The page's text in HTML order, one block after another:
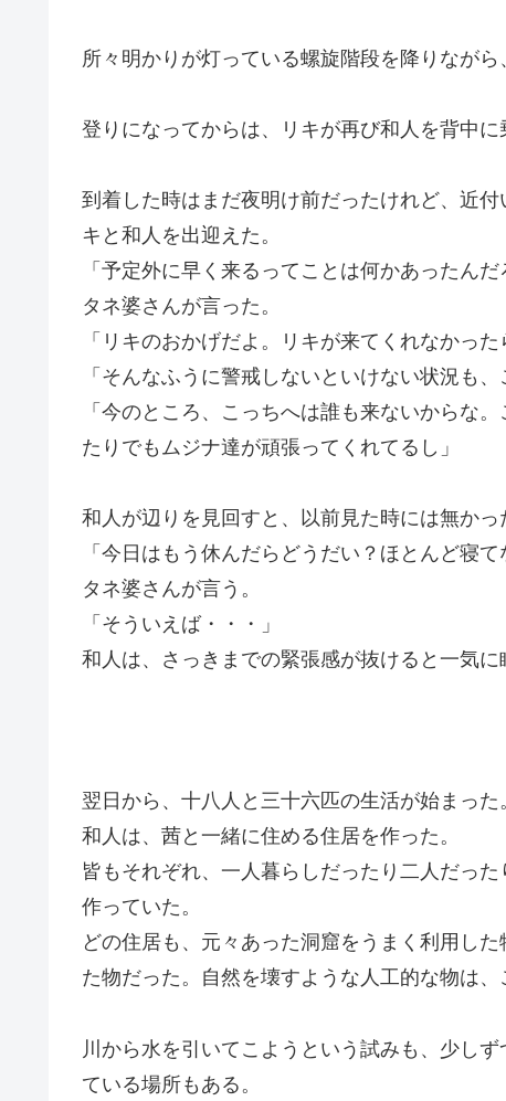
所々明かりが灯っている螺旋階段を降りながら
登りになってからは、リキが再び和人を背中に
到着した時はまだ夜明け前だったけれど、近
キと和人を出迎えた。
「予定外に早く来るってことは何かあったん
タネ婆さんが言った。
「リキのおかげだよ。リキが来てくれなかっ
「そんなふうに警戒しないといけない状況も
「今のところ、こっちへは誰も来ないからな
たりでもムジナ達が頑張ってくれてるし」
和人が辺りを見回すと、以前見た時には無かっ
「今日はもう休んだらどうだい？ほとんど寝て
タネ婆さんが言う。
「そういえば・・・」
和人は、さっきまでの緊張感が抜けると一気に
翌日から、十八人と三十六匹の生活が始まった
和人は、茜と一緒に住める住居を作った。
皆もそれぞれ、一人暮らしだったり二人だっ
作っていた。
どの住居も、元々あった洞窟をうまく利用し
た物だった。自然を壊すような人工的な物は、
川から水を引いてこようという試みも、少し
ている場所もある。